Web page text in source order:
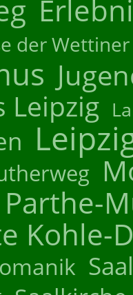
der Wettiner
Leipzig
Parthe-
Kohle-